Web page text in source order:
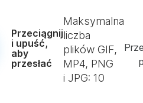
Przeciągnij
i upuść,
aby
przesłać
Maksymalna
liczba
plików GIF,
MP4, PNG
i JPG: 10